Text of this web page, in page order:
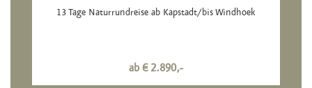
13 Tage Naturrundreise ab Kapstadt/bis Windhoek
ab € 2.890,-